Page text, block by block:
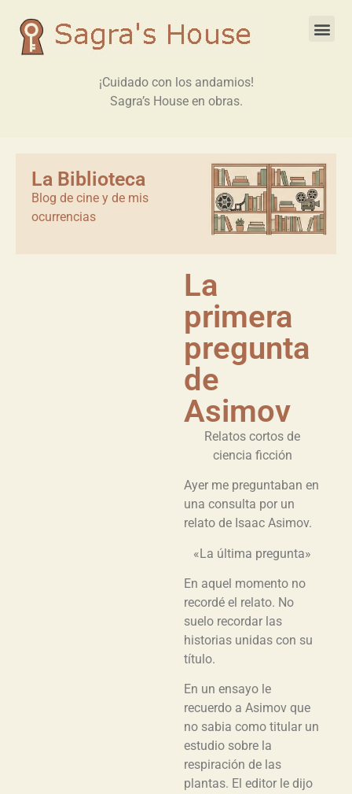
¡Cuidado con los andamios!
Sagra’s House en obras.
La Biblioteca
Blog de cine y de mis
ocurrencias
La
primera
pregunta
de
Asimov
Relatos cortos de
ciencia ficción
Ayer me preguntaban en
una consulta por un
relato de Isaac Asimov.
«La última pregunta»
En aquel momento no
recordé el relato. No
suelo recordar las
historias unidas con su
título.
En un ensayo le
recuerdo a Asimov que
no sabia como titular un
estudio sobre la
respiración de las
plantas. El editor le dijo